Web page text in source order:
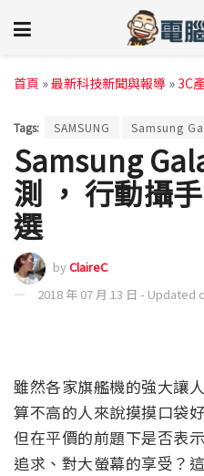
首頁 »最新科技新聞與報導 »3C
Tags: SAMSUNG Samsung
Samsung
測 ， 行動攝
選
byClaireC
2018 年 07 月 13 日 - Updated
雖然各家旗艦機的強大讓
算不高的人來說摸摸口袋
但在平價的前題下是否表
追求、對大螢幕的享受？